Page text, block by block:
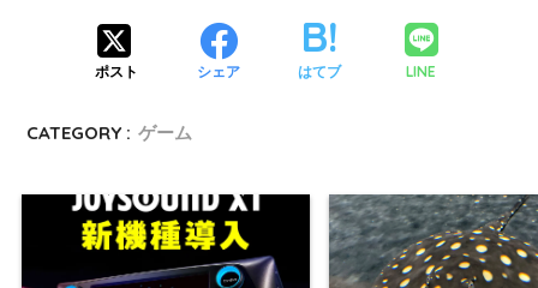
ポスト シェア はてブ LINE
CATEGORY : ゲーム